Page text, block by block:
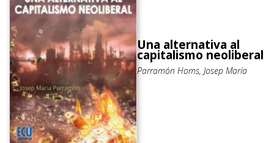
Una alternativa al
capitalismo neoliberal
Parramón Homs, Josep María